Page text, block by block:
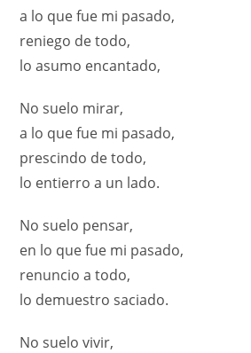
a lo que fue mi pasado,
reniego de todo,
lo asumo encantado,
No suelo mirar,
a lo que fue mi pasado,
prescindo de todo,
lo entierro a un lado.
No suelo pensar,
en lo que fue mi pasado,
renuncio a todo,
lo demuestro saciado.
No suelo vivir,